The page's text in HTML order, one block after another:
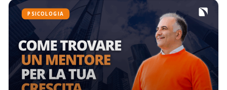
PSICOLOGIA